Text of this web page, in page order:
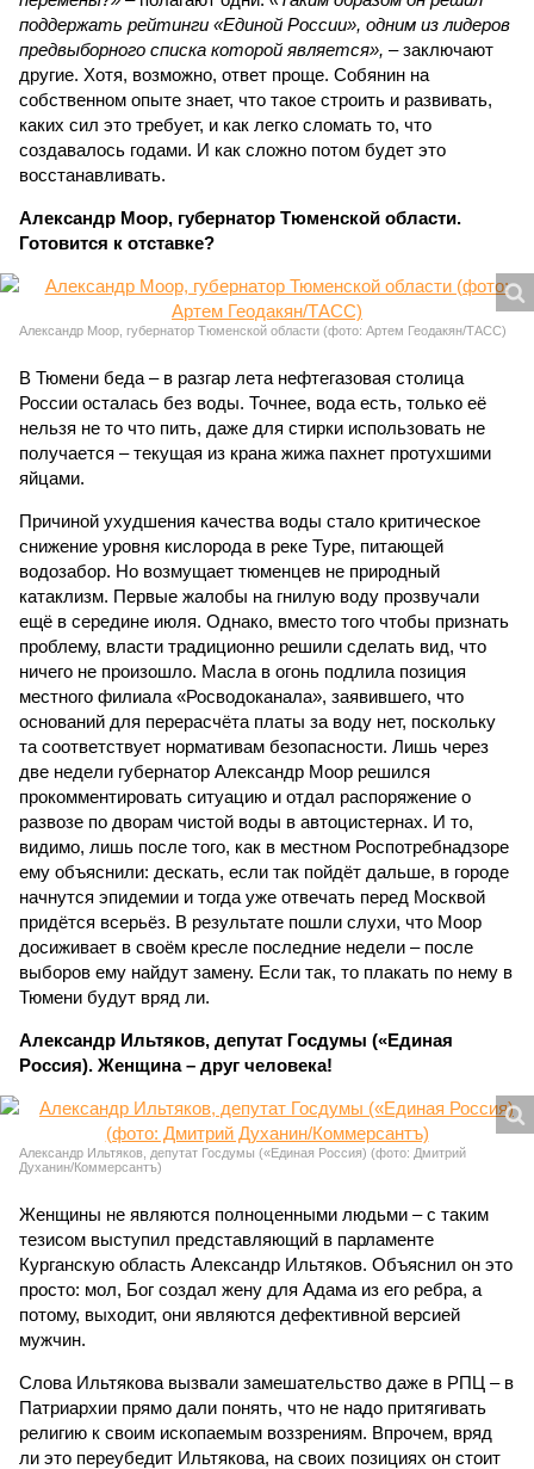
поддержать рейтинги «Единой России», одним из лидеров
предвыборного списка которой является», – заключают
другие. Хотя, возможно, ответ проще. Собянин на
собственном опыте знает, что такое строить и развивать,
каких сил это требует, и как легко сломать то, что
создавалось годами. И как сложно потом будет это
восстанавливать.
Александр Моор, губернатор Тюменской области.
Готовится к отставке?
Александр Моор, губернатор Тюменской области (фото: Артем Геодакян/ТАСС)
В Тюмени беда – в разгар лета нефтегазовая столица
России осталась без воды. Точнее, вода есть, только её
нельзя не то что пить, даже для стирки использовать не
получается – текущая из крана жижа пахнет протухшими
яйцами.
Причиной ухудшения качества воды стало критическое
снижение уровня кислорода в реке Туре, питающей
водозабор. Но возмущает тюменцев не природный
катаклизм. Первые жалобы на гнилую воду прозвучали
ещё в середине июля. Однако, вместо того чтобы признать
проблему, власти традиционно решили сделать вид, что
ничего не произошло. Масла в огонь подлила позиция
местного филиала «Росводоканала», заявившего, что
оснований для перерасчёта платы за воду нет, поскольку
та соответствует нормативам безопасности. Лишь через
две недели губернатор Александр Моор решился
прокомментировать ситуацию и отдал распоряжение о
развозе по дворам чистой воды в автоцистернах. И то,
видимо, лишь после того, как в местном Роспотребнадзоре
ему объяснили: дескать, если так пойдёт дальше, в городе
начнутся эпидемии и тогда уже отвечать перед Москвой
придётся всерьёз. В результате пошли слухи, что Моор
досиживает в своём кресле последние недели – после
выборов ему найдут замену. Если так, то плакать по нему в
Тюмени будут вряд ли.
Александр Ильтяков, депутат Госдумы («Единая
Россия). Женщина – друг человека!
Александр Ильтяков, депутат Госдумы («Единая Россия) (фото: Дмитрий
Духанин/Коммерсантъ)
Женщины не являются полноценными людьми – с таким
тезисом выступил представляющий в парламенте
Курганскую область Александр Ильтяков. Объяснил он это
просто: мол, Бог создал жену для Адама из его ребра, а
потому, выходит, они являются дефективной версией
мужчин.
Слова Ильтякова вызвали замешательство даже в РПЦ – в
Патриархии прямо дали понять, что не надо притягивать
религию к своим ископаемым воззрениям. Впрочем, вряд
ли это переубедит Ильтякова, на своих позициях он стоит